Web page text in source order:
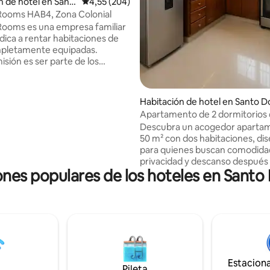
HAB4, Zona Colonial
es una empresa familiar
a rentar habitaciones de
equipadas.
es ser parte de los
Habitación de hotel en Santo
ingo
Apartamento de 2 dormitorios
terraza
Descubra un acogedor
50 m² con dos habitaciones,
para quienes buscan
privacidad y descanso después
explorar la ciudad junto a su
amigos. Ubicado en la parte
a la calle permite disfrutar del
la Zona Colonial mientras
alejado del bullicio de las áreas
concurridas.
populares de los hoteles en